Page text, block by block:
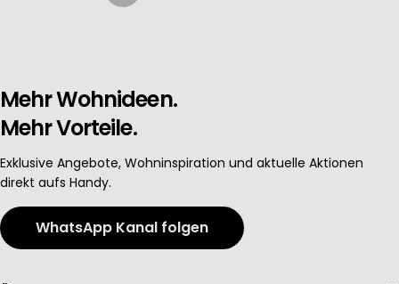
Mehr Wohnideen.
Mehr Vorteile.
Exklusive Angebote, Wohninspiration und aktuelle Aktionen
direkt aufs Handy.
WhatsApp Kanal folgen